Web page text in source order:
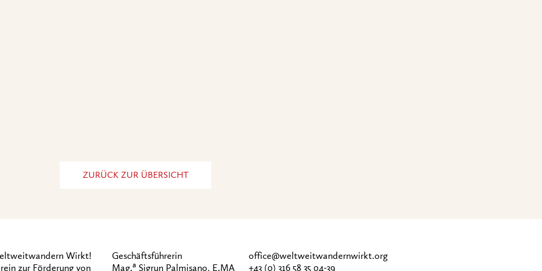
ZURÜCK ZUR ÜBERSICHT
Wirkt!
zur Förderung von
Geschäftsführerin
Mag.a Sigrun Palmisano, E.MA
office@weltweitwandernwirkt.org
+43 (0) 316 58 35 04-39